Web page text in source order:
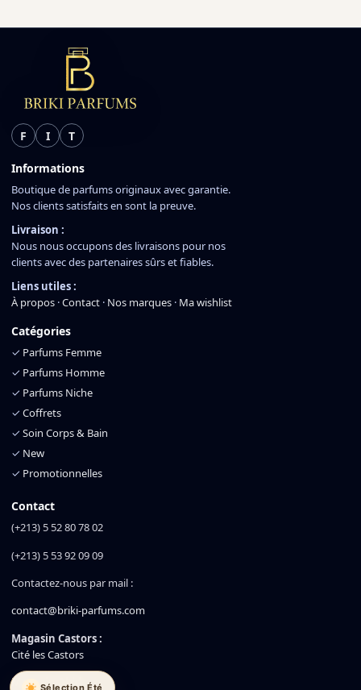
F I T
Informations
Boutique de parfums originaux avec garantie.
Nos clients satisfaits en sont la preuve.
Livraison :
Nous nous occupons des livraisons pour nos
clients avec des partenaires sûrs et fiables.
Liens utiles :
À propos ·Contact · Nos marques · Ma wishlist
Catégories
✓ Parfums Femme
✓ Parfums Homme
✓ Parfums Niche
✓ Coffrets
✓ Soin Corps & Bain
✓ New
✓ Promotionnelles
Contact
(+213) 5 52 80 78 02
(+213) 5 53 92 09 09
Contactez-nous par mail :
contact@briki-parfums.com
Magasin Castors :
Cité les Castors
Magasin Akid :
Sélection Été